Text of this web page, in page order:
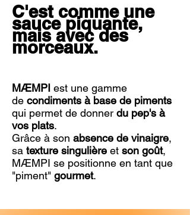
C'est comme une
sauce piquante,
mais avec des
morceaux.
MÆMPI est une gamme
de condiments à base de piments
qui permet de donner du pep's à
vos plats.
Grâce à son absence de vinaigre,
sa texture singulière et son goût,
MÆMPI se positionne en tant que
"piment" gourmet.